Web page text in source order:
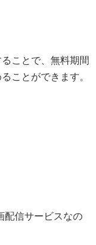
ことで、無料期間
ことができます。
配信サービスなの